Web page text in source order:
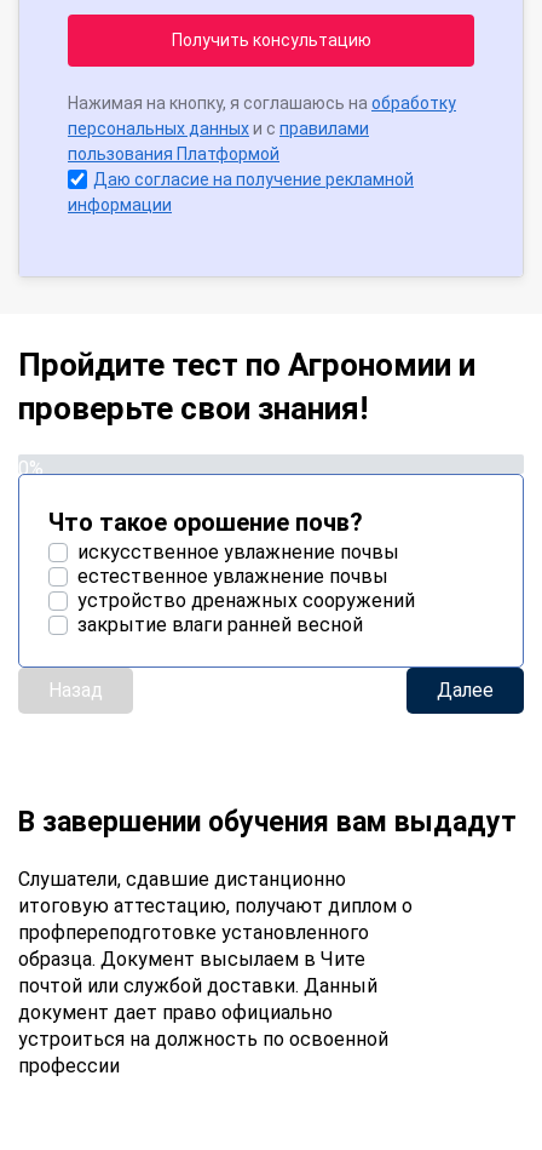
Получить консультацию
Нажимая на кнопку, я соглашаюсь на обработку
персональных данныхи с правилами
пользования Платформой
Даю согласие на получение рекламной
информации
Пройдите тест по Агрономии и
проверьте свои знания!
0%
Что такое орошение почв?
искусственное увлажнение почвы
естественное увлажнение почвы
устройство дренажных сооружений
закрытие влаги ранней весной
Назад Далее
В завершении обучения вам выдадут
Слушатели, сдавшие дистанционно
итоговую аттестацию, получают диплом о
профпереподготовке установленного
образца. Документ высылаем в Чите
почтой или службой доставки. Данный
документ дает право официально
устроиться на должность по освоенной
профессии